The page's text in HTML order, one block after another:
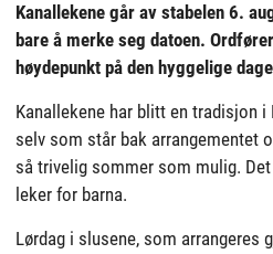
Kanallekene går av stabelen 6.
bare å merke seg datoen.
høydepunkt på den hyggelige
Kanallekene har blitt en tradisjon
selv som står bak arrangementet
så trivelig sommer som mulig.
leker for barna.
Lørdag i slusene, som arrangeres